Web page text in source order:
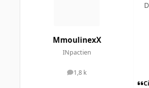
MmoulinexX
INpactien
1,8 k
messages